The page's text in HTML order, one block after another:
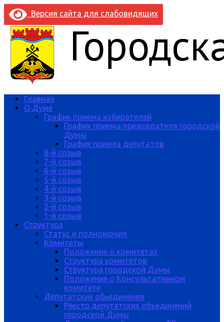
Версия сайта для слабовидящих
Главная
О Думе
График приема избирателей
График приема председателя городской
Думы
График приема депутатов
8-й созыв
7-й созыв
6-й созыв
5-й созыв
4-й созыв
3-й созыв
2-й созыв
1-й созыв
Структура
Статус и полномочия
Комитеты
Положение о комитетах
Структура комитетов
Структура городской Думы
Положение о Консультативном
комитете
Депутатские обьединения
Реестр депутатских объединений
городской Думы